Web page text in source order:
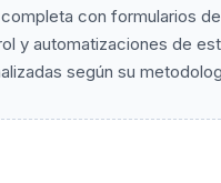
con formularios
y automatizaciones de
según su